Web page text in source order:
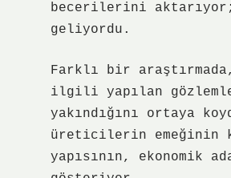
becerilerini
geliyordu.
Farklı bir
ilgili yapılan
yakındığını ortaya
üreticilerin emeğinin
yapısının, ekonomik